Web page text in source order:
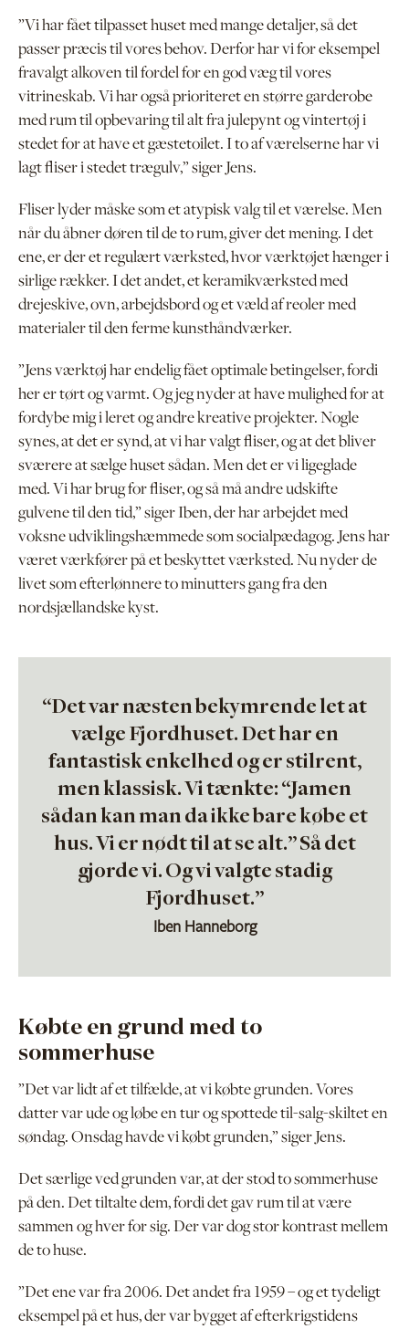
”Vi har fået tilpasset huset med mange detaljer, så det
passer præcis til vores behov. Derfor har vi for eksempel
fravalgt alkoven til fordel for en god væg til vores
vitrineskab. Vi har også prioriteret en større garderobe
med rum til opbevaring til alt fra julepynt og vintertøj i
stedet for at have et gæstetoilet. I to af værelserne har vi
lagt fliser i stedet trægulv,” siger Jens.
Fliser lyder måske som et atypisk valg til et værelse. Men
når du åbner døren til de to rum, giver det mening. I det
ene, er der et regulært værksted, hvor værktøjet hænger i
sirlige rækker. I det andet, et keramikværksted med
drejeskive, ovn, arbejdsbord og et væld af reoler med
materialer til den ferme kunsthåndværker.
”Jens værktøj har endelig fået optimale betingelser, fordi
her er tørt og varmt. Og jeg nyder at have mulighed for at
fordybe mig i leret og andre kreative projekter. Nogle
synes, at det er synd, at vi har valgt fliser, og at det bliver
sværere at sælge huset sådan. Men det er vi ligeglade
med. Vi har brug for fliser, og så må andre udskifte
gulvene til den tid,” siger Iben, der har arbejdet med
voksne udviklingshæmmede som socialpædagog. Jens har
været værkfører på et beskyttet værksted. Nu nyder de
livet som efterlønnere to minutters gang fra den
nordsjællandske kyst.
“Det var næsten bekymrende let at
vælge Fjordhuset. Det har en
fantastisk enkelhed og er stilrent,
men klassisk. Vi tænkte: “Jamen
sådan kan man da ikke bare købe et
hus. Vi er nødt til at se alt.” Så det
gjorde vi. Og vi valgte stadig
Fjordhuset.”
Iben Hanneborg
Købte en grund med to
sommerhuse
”Det var lidt af et tilfælde, at vi købte grunden. Vores
datter var ude og løbe en tur og spottede til-salg-skiltet en
søndag. Onsdag havde vi købt grunden,” siger Jens.
Det særlige ved grunden var, at der stod to sommerhuse
på den. Det tiltalte dem, fordi det gav rum til at være
sammen og hver for sig. Der var dog stor kontrast mellem
de to huse.
”Det ene var fra 2006. Det andet fra 1959 – og et tydeligt
eksempel på et hus, der var bygget af efterkrigstidens